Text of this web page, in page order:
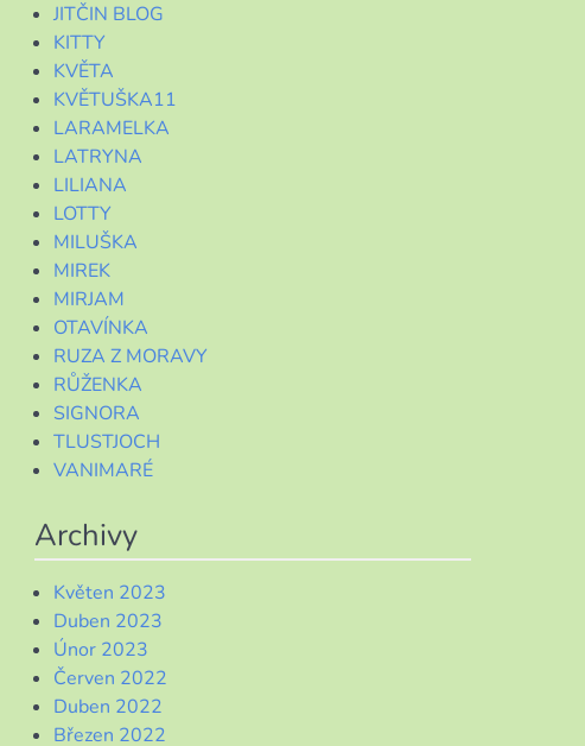
JITČIN BLOG
KITTY
KVĚTA
KVĚTUŠKA11
LARAMELKA
LATRYNA
LILIANA
LOTTY
MILUŠKA
MIREK
MIRJAM
OTAVÍNKA
RUZA Z MORAVY
RŮŽENKA
SIGNORA
TLUSTJOCH
VANIMARÉ
Archivy
Květen 2023
Duben 2023
Únor 2023
Červen 2022
Duben 2022
Březen 2022